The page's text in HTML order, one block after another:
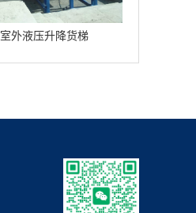
室外液压升降货梯